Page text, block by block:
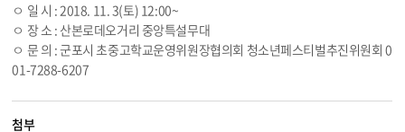
ㅇ 일 시 : 2018. 11. 3(토) 12:00~
ㅇ 장 소 : 산본로데오거리 중앙특설무대
ㅇ 문 의 : 군포시 초중고학교운영위원장협의회 청소년페스티벌추진위원회 0
01-7288-6207
첨부